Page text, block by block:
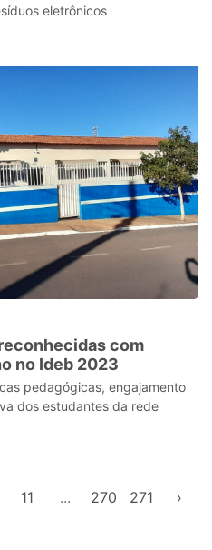
eletrônicos
com
no Ideb 2023
pedagógicas, engajamento
dos estudantes da rede
11 ... 270 271 ›